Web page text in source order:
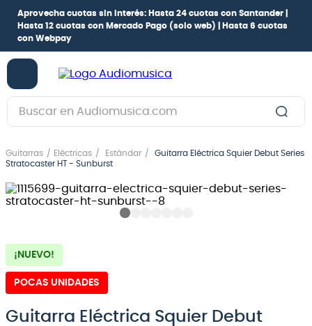
Aprovecha cuotas sin interés: Hasta 24 cuotas con Santander |
Hasta 12 cuotas con Mercado Pago (solo web) |
Hasta 6 cuotas
con Webpay
Buscar en Audiomusica.com
Guitarras Eléctricas Estándar
Guitarra Eléctrica Squier Debut Series
Stratocaster HT - Sunburst
¡NUEVO!
POCAS UNIDADES
Guitarra Eléctrica Squier Debut
1.
guitarra electrica
2.
bajo
guitarra electroacústica
5.
amplificador
6.
guitarra